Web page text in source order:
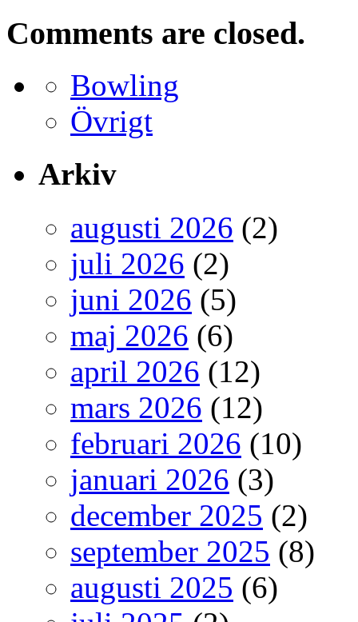
Comments are closed.
Bowling
Övrigt
Arkiv
augusti 2026 (2)
juli 2026 (2)
juni 2026 (5)
maj 2026 (6)
april 2026 (12)
mars 2026 (12)
februari 2026 (10)
januari 2026 (3)
december 2025 (2)
september 2025 (8)
augusti 2025 (6)